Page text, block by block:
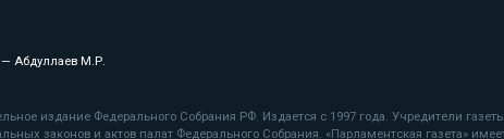
— Абдуллаев М.Р.
издание Федерального Собрания РФ. Издается с 1997 года. Учредители
законов и актов палат Федерального Собрания. «Парламентская газета»